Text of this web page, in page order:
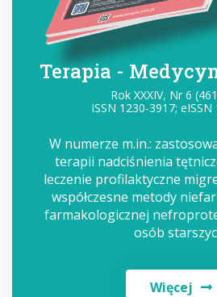
Terapia -
Rok XXXIV, Nr 6
ISSN 1230-3917;
W numerze m.in.:
terapii nadciśnienia
leczenie profilaktyczne
współczesne metody
farmakologicznej
osób
Więcej